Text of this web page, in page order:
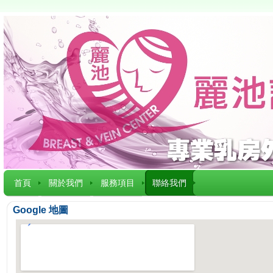
首頁 關於我們 服務項目 聯絡我們
Google 地圖